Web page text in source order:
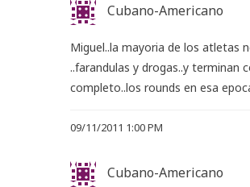
Cubano-Americano
Miguel..la mayoria de los atletas
..farandulas y drogas..y terminan
completo..los rounds en esa
09/11/2011 1:00 PM
Cubano-Americano